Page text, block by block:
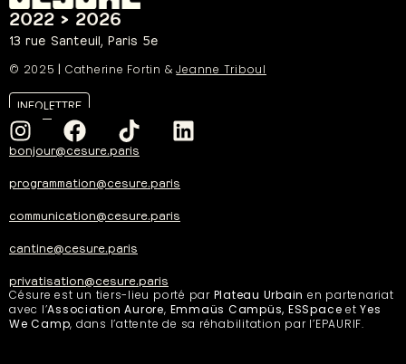
2022 > 2026
13 rue Santeuil, Paris 5e
© 2025 | Catherine Fortin &Jeanne Triboul
INFOLETTRE
bonjour@cesure.paris
programmation@cesure.paris
communication@cesure.paris
cantine@cesure.paris
privatisation@cesure.paris
Césure est un tiers-lieu porté par Plateau Urbain en partenariat
avec l’Association Aurore, Emmaüs Campüs, ESSpaceetYes
We Camp, dans l’attente de sa réhabilitation par l’EPAURIF.